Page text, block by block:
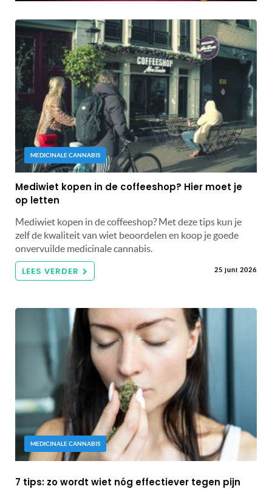
MEDICINALE CANNABIS
Mediwiet kopen in de coffeeshop? Hier moet je
op letten
Mediwiet kopen in de coffeeshop? Met deze tips kun je
zelf de kwaliteit van wiet beoordelen en koop je goede
onvervuilde medicinale cannabis.
LEES VERDER 25 juni 2026
MEDICINALE CANNABIS
7 tips: zo wordt wiet nóg effectiever tegen pijn